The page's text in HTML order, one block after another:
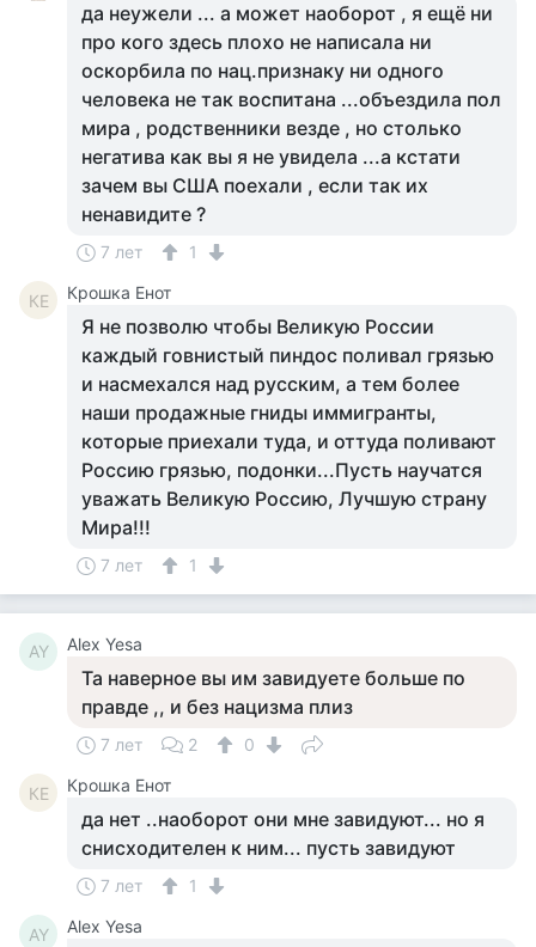
да неужели ... а может наоборот , я ещё ни
про кого здесь плохо не написала ни
оскорбила по нац.признаку ни одного
человека не так воспитана ...объездила пол
мира , родственники везде , но столько
негатива как вы я не увидела ...а кстати
зачем вы США поехали , если так их
ненавидите ?
7 лет 1
КЕ Крошка Енот
Я не позволю чтобы Великую России
каждый говнистый пиндос поливал грязью
и насмехался над русским, а тем более
наши продажные гниды иммигранты,
которые приехали туда, и оттуда поливают
Россию грязью, подонки...Пусть научатся
уважать Великую Россию, Лучшую страну
Мира!!!
7 лет 1
AY Alex Yesa
Та наверное вы им завидуете больше по
правде ,, и без нацизма плиз
7 лет 2 0
КЕ Крошка Енот
да нет ..наоборот они мне завидуют... но я
снисходителен к ним... пусть завидуют
7 лет 1
AY Alex Yesa